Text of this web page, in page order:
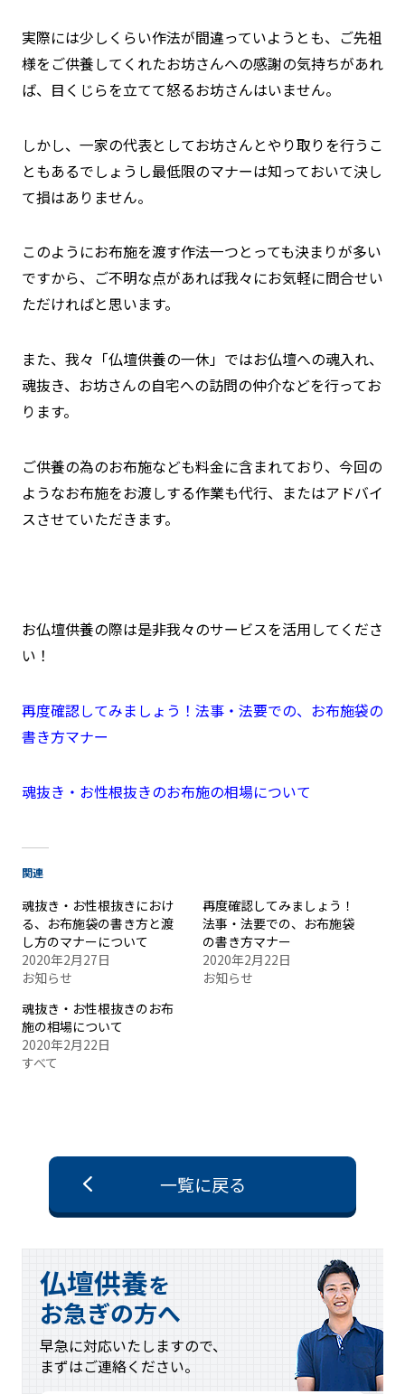
実際には少しくらい作法が間違っていようとも、ご先祖
様をご供養してくれたお坊さんへの感謝の気持ちがあれ
ば、目くじらを立てて怒るお坊さんはいません。
しかし、一家の代表としてお坊さんとやり取りを行うこ
ともあるでしょうし最低限のマナーは知っておいて決し
て損はありません。
このようにお布施を渡す作法一つとっても決まりが多い
ですから、ご不明な点があれば我々にお気軽に問合せい
ただければと思います。
また、我々「仏壇供養の一休」ではお仏壇への魂入れ、
魂抜き、お坊さんの自宅への訪問の仲介などを行ってお
ります。
ご供養の為のお布施なども料金に含まれており、今回の
ようなお布施をお渡しする作業も代行、またはアドバイ
スさせていただきます。
お仏壇供養の際は是非我々のサービスを活用してくださ
い！
再度確認してみましょう！法事・法要での、お布施袋の
書き方マナー
魂抜き・お性根抜きのお布施の相場について
関連
魂抜き・お性根抜きにおけ
る、お布施袋の書き方と渡
し方のマナーについて
2020年2月27日
お知らせ
再度確認してみましょう！
法事・法要での、お布施袋
の書き方マナー
2020年2月22日
お知らせ
魂抜き・お性根抜きのお布
施の相場について
2020年2月22日
すべて
一覧に戻る
仏壇供養を
お急ぎの方へ
早急に対応いたしますので、
まずはご連絡ください。